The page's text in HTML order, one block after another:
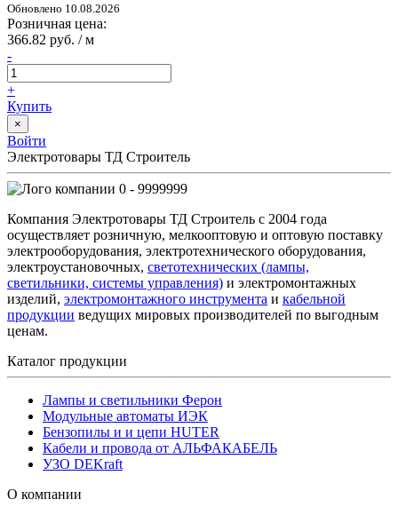
Обновлено 10.08.2026
Розничная цена:
366.82 руб. / м
-
+
Купить
×
Войти
Электротовары ТД Строитель
0 - 9999999
Компания Электротовары ТД Строитель с 2004 года
осуществляет розничную, мелкооптовую и оптовую поставку
электрооборудования, электротехнического оборудования,
электроустановочных, светотехнических (лампы,
светильники, системы управления) и электромонтажных
изделий, электромонтажного инструмента и кабельной
продукции ведущих мировых производителей по выгодным
ценам.
Каталог продукции
Лампы и светильники Ферон
Модульные автоматы ИЭК
Бензопилы и и цепи HUTER
Кабели и провода от АЛЬФАКАБЕЛЬ
УЗО DEKraft
О компании